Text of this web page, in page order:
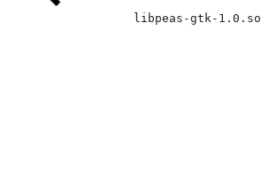
libpeas-gtk-1.0.so